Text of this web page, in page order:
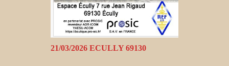
21/03/2026 ECULLY 69130